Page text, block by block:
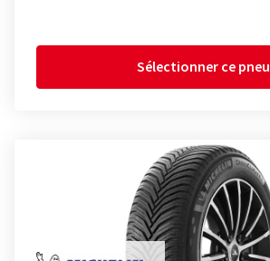
Sélectionner ce pneu